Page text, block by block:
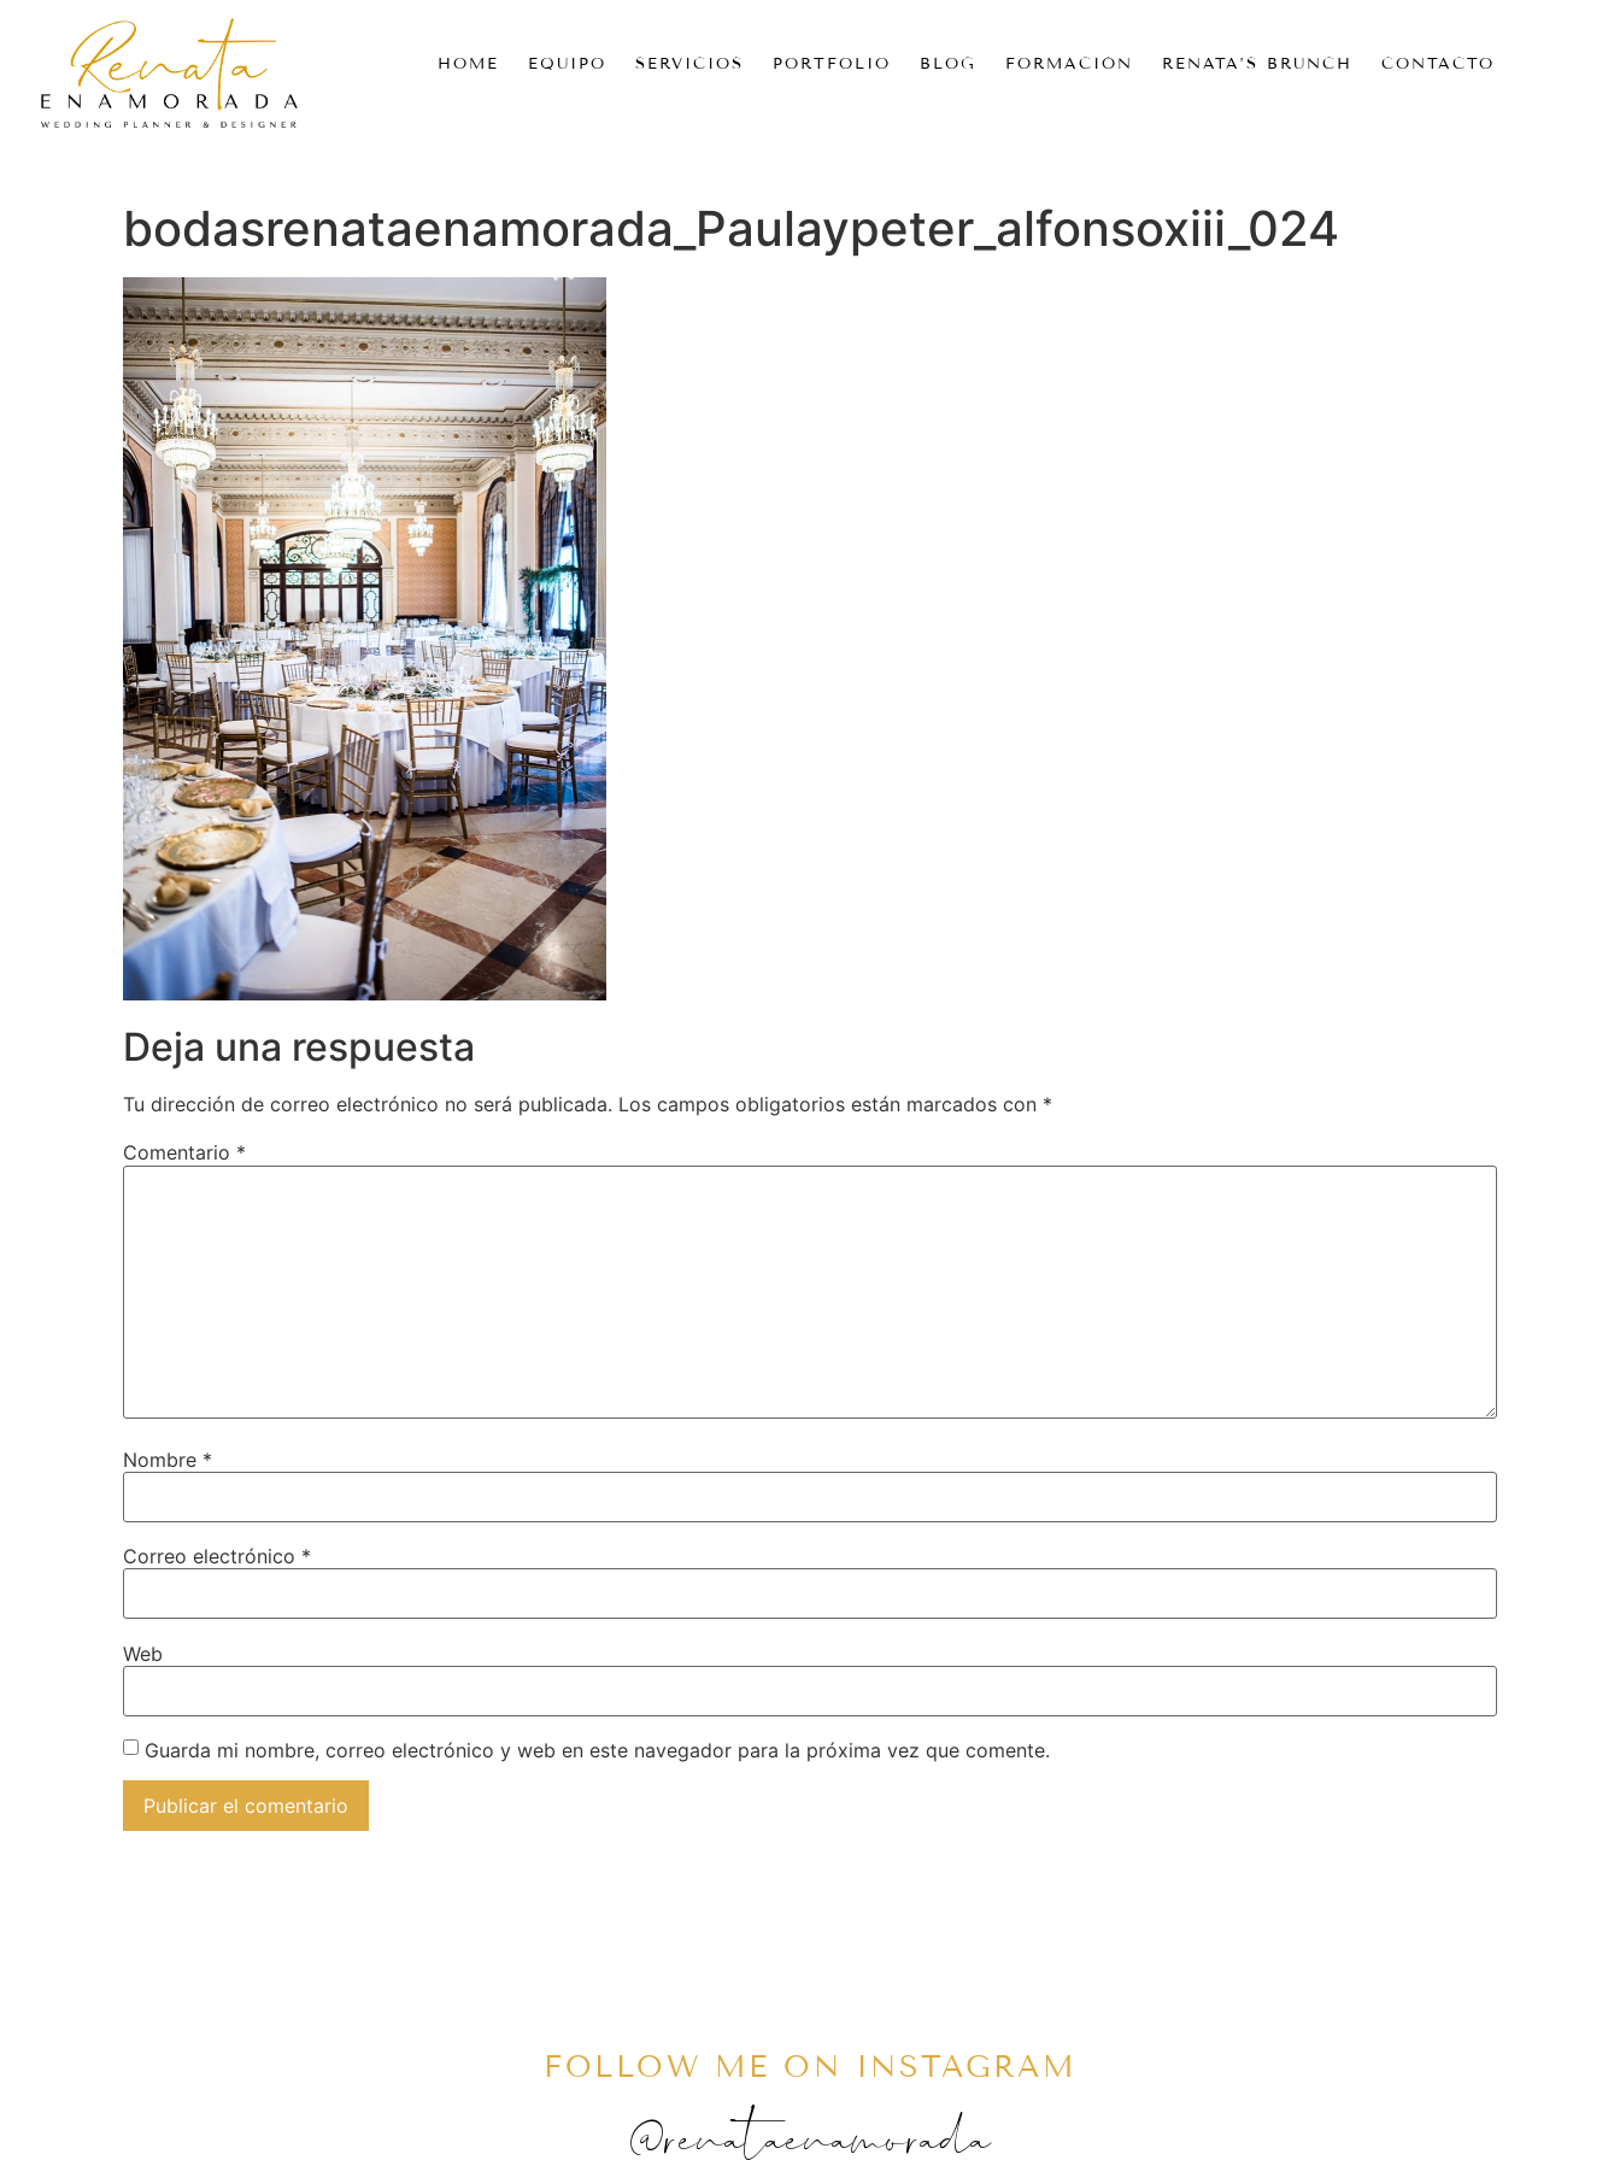
HOME EQUIPO SERVICIOS PORTFOLIO BLOG FORMACIÓN RENATA’S BRUNCH CONTACTO
bodasrenataenamorada_Paulaypeter_alfonsoxiii_024
Deja una respuesta
Tu dirección de correo electrónico no será publicada. Los campos obligatorios están marcados con *
Comentario *
Nombre *
Correo electrónico *
Web
Guarda mi nombre, correo electrónico y web en este navegador para la próxima vez que comente.
FOLLOW ME ON INSTAGRAM